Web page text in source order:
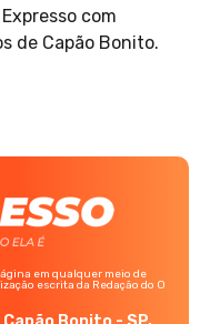
com
de Capão Bonito.
em qualquer meio de
escrita da Redação do O